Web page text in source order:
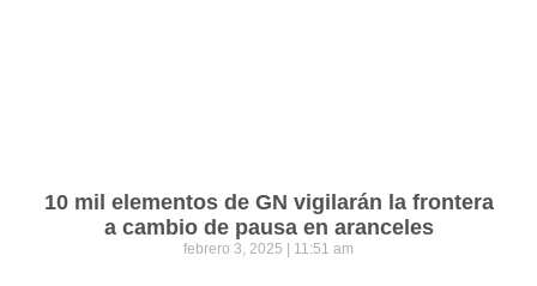
10 mil elementos de GN vigilarán la frontera
a cambio de pausa en aranceles
febrero 3, 2025 11:51 am